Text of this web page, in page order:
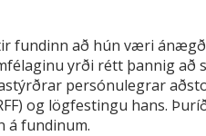
fundinn að hún væri
yrði rétt þannig
persónulegrar
og lögfestingu hans.
á fundinum.